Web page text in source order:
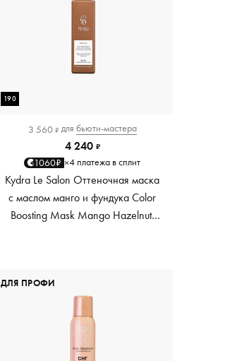
190
3 560 ₽ для бьюти-мастера
4 240 ₽
1060₽ ×4 платежа в сплит
Kydra Le Salon Оттеночная маска
с маслом манго и фундука Color
Boosting Mask Mango Hazelnut,
ДЛЯ ПРОФИ